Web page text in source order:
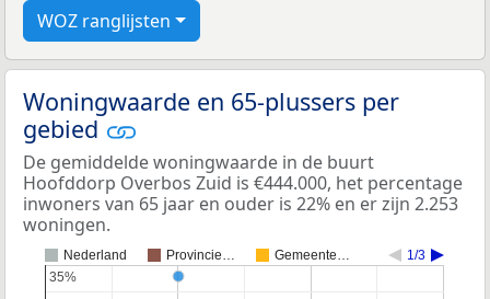
WOZ ranglijsten
Woningwaarde en 65-plussers per
gebied
De gemiddelde woningwaarde in de buurt
Hoofddorp Overbos Zuid is €444.000, het percentage
inwoners van 65 jaar en ouder is 22% en er zijn 2.253
woningen.
Nederland Provincie… Gemeente… 1/3
35%
35%